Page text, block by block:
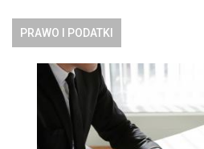
PRAWO I PODATKI